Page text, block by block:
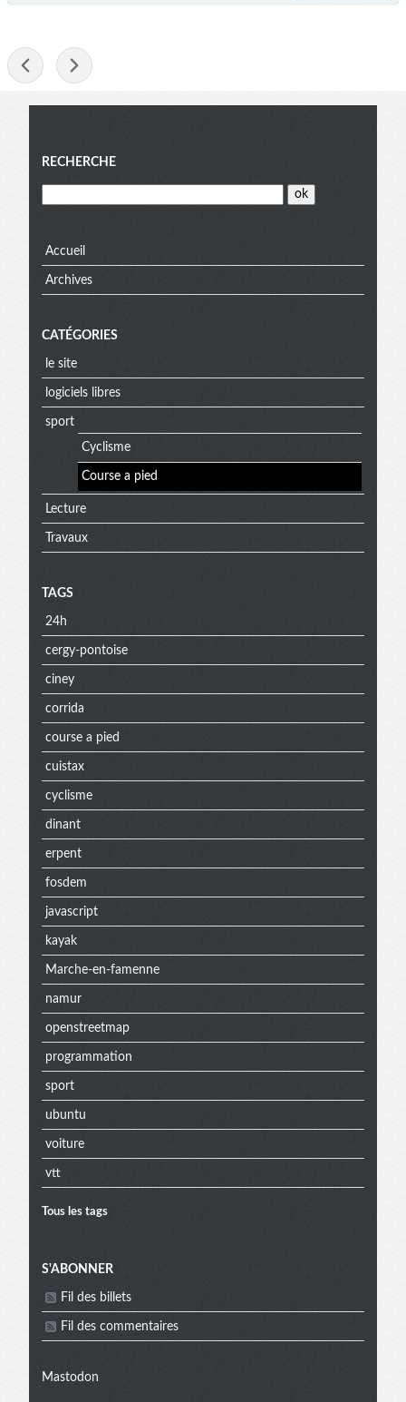
Menu
RECHERCHE
Accueil
Archives
CATÉGORIES
le site
logiciels libres
sport
Cyclisme
Course a pied
Lecture
Travaux
TAGS
24h
cergy-pontoise
ciney
corrida
course a pied
cuistax
cyclisme
dinant
erpent
fosdem
javascript
kayak
Marche-en-famenne
namur
openstreetmap
programmation
sport
ubuntu
voiture
vtt
Tous les tags
Menu
extra
S'ABONNER
Fil des billets
Fil des commentaires
Mastodon